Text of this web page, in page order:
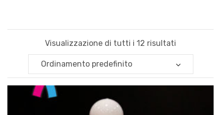
Visualizzazione di tutti i 12 risultati
Ordinamento predefinito